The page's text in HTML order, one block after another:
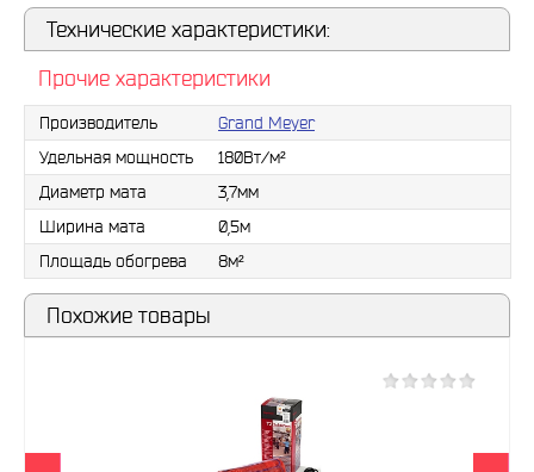
Технические характеристики:
Прочие характеристики
Производитель
Grand Meyer
Удельная мощность
180Вт/м²
Диаметр мата
3,7мм
Ширина мата
0,5м
Площадь обогрева
8м²
Похожие товары